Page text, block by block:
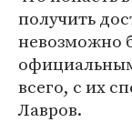
получить
невозможно
всего, с их
Лавров.